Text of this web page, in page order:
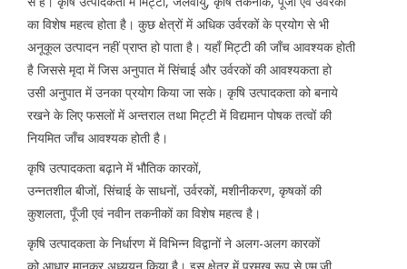
का विशेष महत्व होता है। कुछ क्षेत्रों में अधिक उर्वरकों के प्रयोग से भी
अनूकूल उत्पादन नहीं प्राप्त हो पाता है। यहाँ मिट्टी की जाँच आवश्यक होती
है जिससे मृदा में जिस अनुपात में सिंचाई और उर्वरकों की आवश्यकता हो
उसी अनुपात में उनका प्रयोग किया जा सके। कृषि उत्पादकता को बनाये
रखने के लिए फसलों में अन्तराल तथा मिट्टी में विद्यमान पोषक तत्वों की
नियमित जाँच आवश्यक होती है।
कृषि उत्पादकता बढ़ाने में भौतिक कारकों,
उन्नतशील बीजों, सिंचाई के साधनों, उर्वरकों, मशीनीकरण, कृषकों की
कुशलता, पूँजी एवं नवीन तकनीकों का विशेष महत्व है।
कृषि उत्पादकता के निर्धारण में विभिन्न विद्वानों ने अलग-अलग कारकों